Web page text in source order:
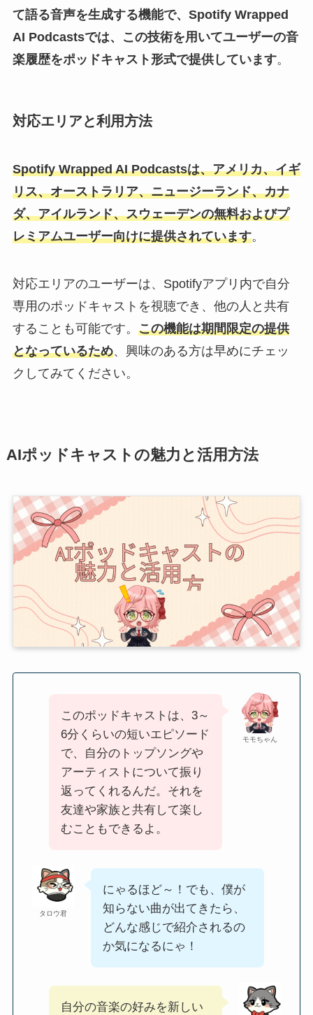
て語る音声を生成する機能で、Spotify Wrapped
AI Podcastsでは、この技術を用いてユーザーの音
楽履歴をポッドキャスト形式で提供しています。
対応エリアと利用方法
Spotify Wrapped AI Podcastsは、アメリカ、イギ
リス、オーストラリア、ニュージーランド、カナ
ダ、アイルランド、スウェーデンの無料およびプ
レミアムユーザー向けに提供されています。
対応エリアのユーザーは、Spotifyアプリ内で自分
専用のポッドキャストを視聴でき、他の人と共有
することも可能です。 この機能は期間限定の提供
となっているため、興味のある方は早めにチェッ
クしてみてください。
AIポッドキャストの魅力と活用方法
モモちゃん
このポッドキャストは、3～
6分くらいの短いエピソード
で、自分のトップソングや
アーティストについて振り
返ってくれるんだ。それを
友達や家族と共有して楽し
むこともできるよ。
タロウ君
にゃるほど～！でも、僕が
知らない曲が出てきたら、
どんな感じで紹介されるの
か気になるにゃ！
自分の音楽の好みを新しい